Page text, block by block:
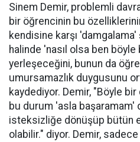
Sinem Demir, problemli
bir öğrencinin bu
kendisine karşı 'damgalama'
halinde 'nasıl olsa ben
yerleşeceğini, bunun da
umursamazlık duygusunu
kaydediyor. Demir, "Böyle
bu durum 'asla başaramam'
isteksizliğe dönüşüp bütün
olabilir." diyor. Demir,